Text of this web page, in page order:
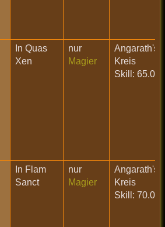
In Quas
Xen
nur
Magier
Angarath's
Kreis
Skill: 65.0
In Flam
Sanct
nur
Magier
Angarath's
Kreis
Skill: 70.0